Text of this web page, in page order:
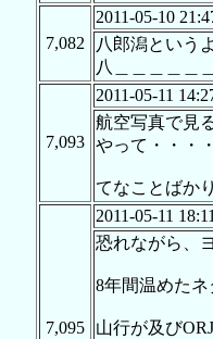
7,082
2011-05-10
八郎潟という
八＿＿＿＿＿
7,093
2011-05-11
航空写真で見
やって・・・・
てなことばか
7,095
2011-05-11
恐れながら、
8年間温めた
山行が及び